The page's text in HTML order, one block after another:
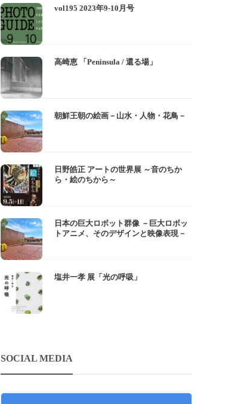
vol195 2023年9-10月号
高崎恵 「Peninsula / 還る場」
朝鮮王朝の絵画－山水・人物・花鳥－
日野皓正 アートの世界展 ～音のちか
ら・絵のちから～
日本の巨大ロボット群像 －巨大ロボッ
トアニメ、そのデザインと映像表現－
塩井一孝 展「光の呼吸」
SOCIAL MEDIA